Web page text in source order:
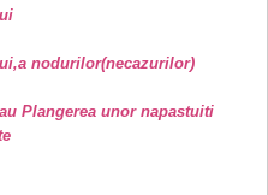
nodurilor(necazurilor)
Plangerea unor napastuiti